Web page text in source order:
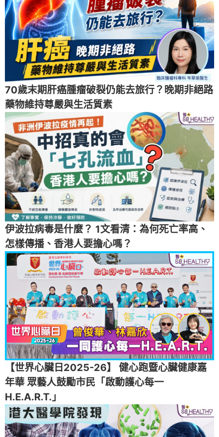
70歲末期肝癌腫瘤破裂仍能去旅行？晚期非絕路
藥物維持尊嚴與生活質素
伊波拉病毒是什麼？ 1文看清：為何死亡率高、
怎樣傳播、香港人要擔心嗎？
【世界心臟日2025-26】 健心跑暨心臟健康嘉
年華 眾藝人鼓勵市民「啟動護心每一
H.E.A.R.T.」